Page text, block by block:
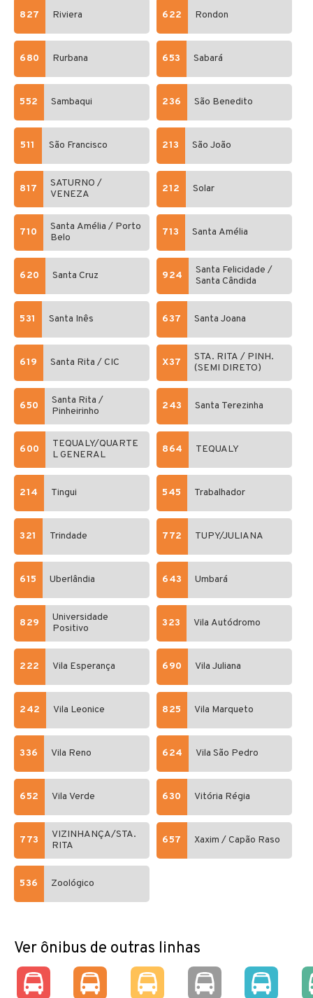
827 Riviera 622 Rondon
680 Rurbana 653 Sabará
552 Sambaqui 236 São Benedito
511 São Francisco 213 São João
817
SATURNO /
VENEZA
212 Solar
710
Santa Amélia / Porto
Belo
713 Santa Amélia
620 Santa Cruz 924
Santa Felicidade /
Santa Cândida
531 Santa Inês 637 Santa Joana
619 Santa Rita / CIC X37
STA. RITA / PINH.
(SEMI DIRETO)
650
Santa Rita /
Pinheirinho
243 Santa Terezinha
600
TEQUALY/QUARTE
L GENERAL
864 TEQUALY
214 Tingui 545 Trabalhador
321 Trindade 772 TUPY/JULIANA
615 Uberlândia 643 Umbará
829
Universidade
Positivo
323 Vila Autódromo
222 Vila Esperança 690 Vila Juliana
242 Vila Leonice 825 Vila Marqueto
336 Vila Reno 624 Vila São Pedro
652 Vila Verde 630 Vitória Régia
773
VIZINHANÇA/STA.
RITA
657 Xaxim / Capão Raso
536 Zoológico
Ver ônibus de outras linhas